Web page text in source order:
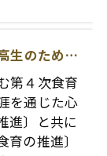
【TGU医療栄養学科】中高生のための各務原にんじん料理教室
第４次食育
を通じた心
進〕と共に
育の推進〕